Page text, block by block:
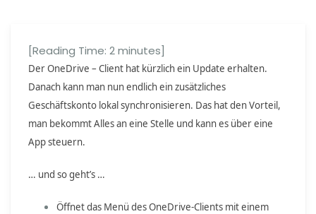
[Reading Time: 2minutes]
Der OneDrive – Client ​hat kürzlich ein Update erhalten.
Danach kann man nun endlich ein zusätzliches
Geschäftskonto lokal synchronisieren. Das hat den Vorteil,
man bekommt Alles an eine Stelle und kann es über eine
App steuern.
… und so geht’s …
Öffnet das Menü des OneDrive-Clients mit einem